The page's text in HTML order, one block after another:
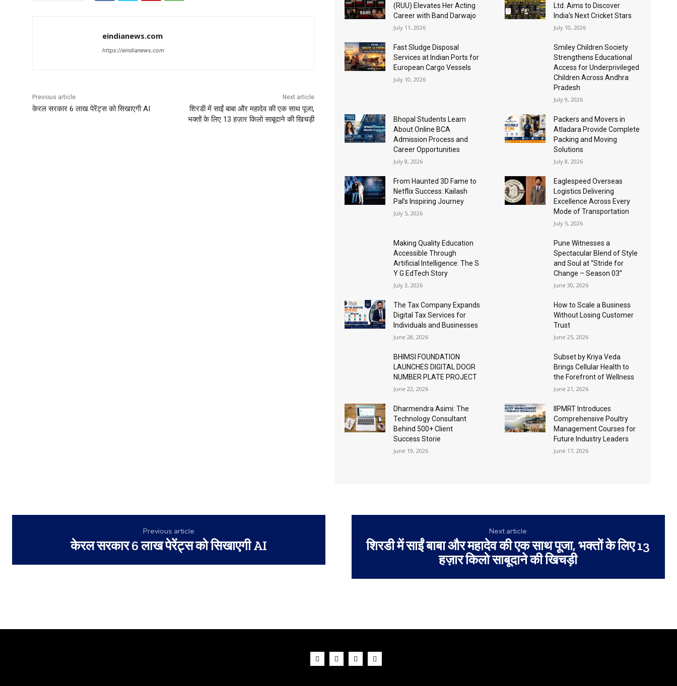
eindianews.com
https://eindianews.com
Previous article
केरल सरकार 6 लाख पेरेंट्स को सिखाएगी AI
Next article
शिरडी में साईं बाबा और महादेव की एक साथ पूजा,
भक्तों के लिए 13 हज़ार किलो साबूदाने की खिचड़ी
(RUU) Elevates Her Acting
Career with Band Darwajo
July 11, 2026
Ltd. Aims to Discover
India’s Next Cricket Stars
July 10, 2026
Fast Sludge Disposal
Services at Indian Ports for
European Cargo Vessels
July 10, 2026
Smiley Children Society
Strengthens Educational
Access for Underprivileged
Children Across Andhra
Pradesh
July 9, 2026
Bhopal Students Learn
About Online BCA
Admission Process and
Career Opportunities
July 8, 2026
Packers and Movers in
Atladara Provide Complete
Packing and Moving
Solutions
July 8, 2026
From Haunted 3D Fame to
Netflix Success: Kailash
Pal’s Inspiring Journey
July 5, 2026
Eaglespeed Overseas
Logistics Delivering
Excellence Across Every
Mode of Transportation
July 5, 2026
Making Quality Education
Accessible Through
Artificial Intelligence: The S
Y G EdTech Story
July 3, 2026
Pune Witnesses a
Spectacular Blend of Style
and Soul at “Stride for
Change – Season 03”
June 30, 2026
The Tax Company Expands
Digital Tax Services for
Individuals and Businesses
June 28, 2026
How to Scale a Business
Without Losing Customer
Trust
June 25, 2026
BHIMSI FOUNDATION
LAUNCHES DIGITAL DOOR
NUMBER PLATE PROJECT
June 22, 2026
Subset by Kriya Veda
Brings Cellular Health to
the Forefront of Wellness
June 21, 2026
Dharmendra Asimi: The
Technology Consultant
Behind 500+ Client
Success Storie
June 19, 2026
IIPMRT Introduces
Comprehensive Poultry
Management Courses for
Future Industry Leaders
June 17, 2026
Previous article
केरल सरकार 6 लाख पेरेंट्स को सिखाएगी AI
Next article
शिरडी में साईं बाबा और महादेव की एक साथ पूजा, भक्तों के लिए 13
हज़ार किलो साबूदाने की खिचड़ी